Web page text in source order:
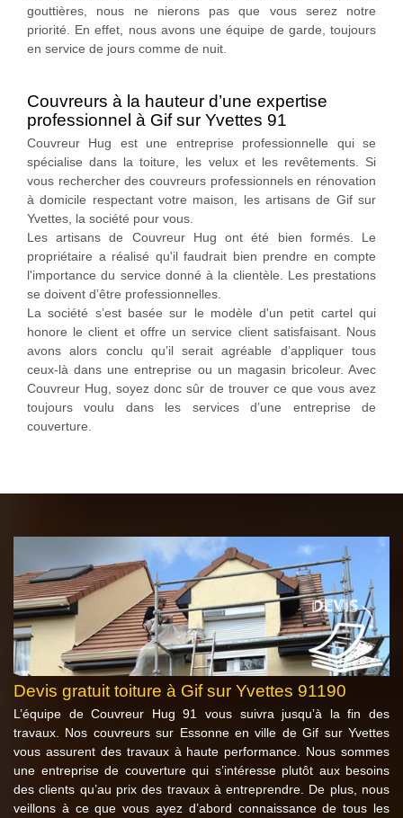
gouttières, nous ne nierons pas que vous serez notre
priorité. En effet, nous avons une équipe de garde, toujours
en service de jours comme de nuit.
Couvreurs à la hauteur d’une expertise
professionnel à Gif sur Yvettes 91
Couvreur Hug est une entreprise professionnelle qui se
spécialise dans la toiture, les velux et les revêtements. Si
vous rechercher des couvreurs professionnels en rénovation
à domicile respectant votre maison, les artisans de Gif sur
Yvettes, la société pour vous.
Les artisans de Couvreur Hug ont été bien formés. Le
propriétaire a réalisé qu'il faudrait bien prendre en compte
l'importance du service donné à la clientèle. Les prestations
se doivent d’être professionnelles.
La société s’est basée sur le modèle d'un petit cartel qui
honore le client et offre un service client satisfaisant. Nous
avons alors conclu qu’il serait agréable d’appliquer tous
ceux-là dans une entreprise ou un magasin bricoleur. Avec
Couvreur Hug, soyez donc sûr de trouver ce que vous avez
toujours voulu dans les services d’une entreprise de
couverture.
Devis gratuit toiture à Gif sur Yvettes 91190
L’équipe de Couvreur Hug 91 vous suivra jusqu’à la fin des
travaux. Nos couvreurs sur Essonne en ville de Gif sur Yvettes
vous assurent des travaux à haute performance. Nous sommes
une entreprise de couverture qui s’intéresse plutôt aux besoins
des clients qu’au prix des travaux à entreprendre. De plus, nous
veillons à ce que vous ayez d’abord connaissance de tous les